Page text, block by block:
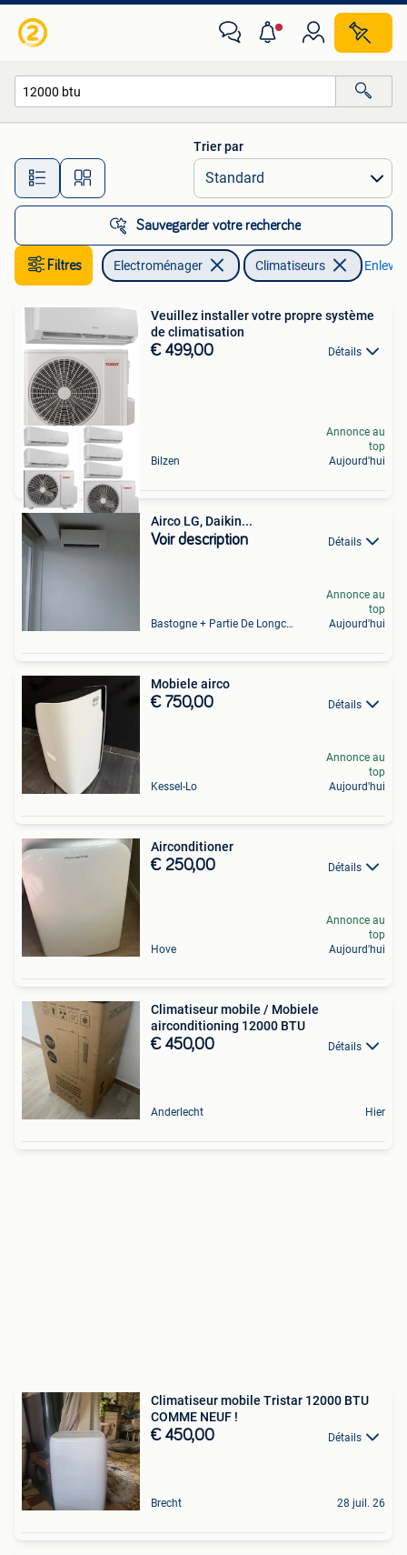
Toutes les distances…
Trier par
Sauvegarder votre recherche
Filtres Electroménager Climatiseurs
Veuillez installer votre propre système
de climatisation
€ 499,00 Détails
Bilzen
Annonce au
top
Aujourd'hui
Airco LG, Daikin...
Voir description Détails
Bastogne + Partie De Longchamps Et Sibret
Annonce au
top
Aujourd'hui
Mobiele airco
€ 750,00 Détails
Kessel-Lo
Annonce au
top
Aujourd'hui
Airconditioner
€ 250,00 Détails
Hove
Annonce au
top
Aujourd'hui
Climatiseur mobile / Mobiele
airconditioning 12000 BTU
€ 450,00 Détails
Anderlecht Hier
Climatiseur mobile Tristar 12000 BTU
COMME NEUF !
€ 450,00 Détails
Brecht 28 juil. 26